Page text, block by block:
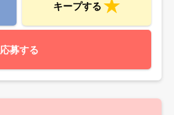
キープする
応募する